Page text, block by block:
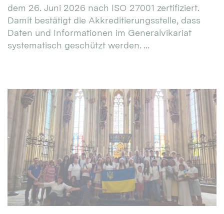
dem 26. Juni 2026 nach ISO 27001 zertifiziert.
Damit bestätigt die Akkreditierungsstelle, dass
Daten und Informationen im Generalvikariat
systematisch geschützt werden. ...